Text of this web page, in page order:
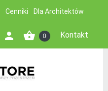
Cenniki
Dla Architektów
Kontakt
0